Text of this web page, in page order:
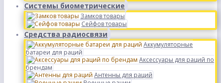
Системы биометрические
Замков товары
Сейфов товары
Средства радиосвязи
Аккумуляторные
батареи для раций
Аксессуары для раций по
брендам
Антенны для раций